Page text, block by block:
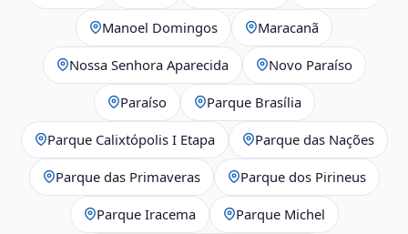
Manoel Domingos Maracanã
Nossa Senhora Aparecida Novo Paraíso
Paraíso Parque Brasília
Parque Calixtópolis I Etapa Parque das Nações
Parque das Primaveras Parque dos Pirineus
Parque Iracema Parque Michel